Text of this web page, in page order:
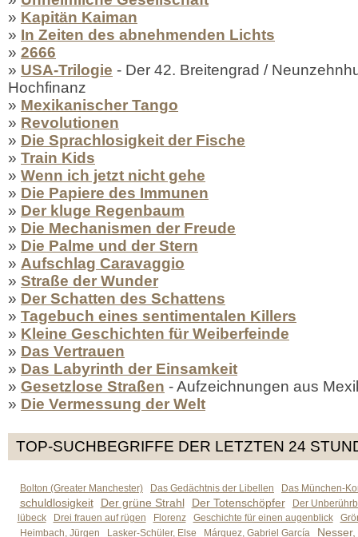
» Kapitän Kaiman
» In Zeiten des abnehmenden Lichts
» 2666
» USA-Trilogie - Der 42. Breitengrad /
Hochfinanz
» Mexikanischer Tango
» Revolutionen
» Die Sprachlosigkeit der Fische
» Train Kids
» Wenn ich jetzt nicht gehe
» Die Papiere des Immunen
» Der kluge Regenbaum
» Die Mechanismen der Freude
» Die Palme und der Stern
» Aufschlag Caravaggio
» Straße der Wunder
» Der Schatten des Schattens
» Tagebuch eines sentimentalen Killers
» Kleine Geschichten für Weiberfeinde
» Das Vertrauen
» Das Labyrinth der Einsamkeit
» Gesetzlose Straßen - Aufzeichnungen aus
» Die Vermessung der Welt
TOP-SUCHBEGRIFFE DER LETZTEN 24
Bolton (Greater Manchester) Das Gedächtnis der Libellen Das München-
schuldlosigkeit Der grüne Strahl Der Totenschöpfer
Der
lübeck
Drei frauen auf rügen Florenz Geschichte für einen augenblick
Heimbach, Jürgen
Lasker-Schüler, Else Márquez, Gabriel García